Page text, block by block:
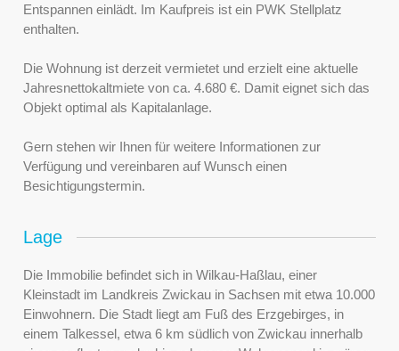
Entspannen einlädt. Im Kaufpreis ist ein PWK Stellplatz
enthalten.
Die Wohnung ist derzeit vermietet und erzielt eine aktuelle
Jahresnettokaltmiete von ca. 4.680 €. Damit eignet sich das
Objekt optimal als Kapitalanlage.
Gern stehen wir Ihnen für weitere Informationen zur
Verfügung und vereinbaren auf Wunsch einen
Besichtigungstermin.
Lage
Die Immobilie befindet sich in Wilkau-Haßlau, einer
Kleinstadt im Landkreis Zwickau in Sachsen mit etwa 10.000
Einwohnern. Die Stadt liegt am Fuß des Erzgebirges, in
einem Talkessel, etwa 6 km südlich von Zwickau innerhalb